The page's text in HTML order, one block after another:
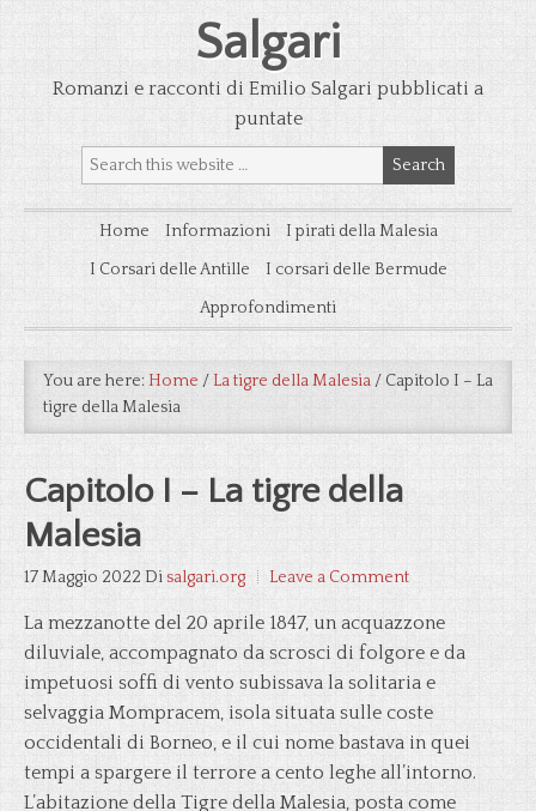
Salgari
Romanzi e racconti di Emilio Salgari pubblicati a
puntate
Home Informazioni
I pirati della Malesia
I Corsari delle Antille
I corsari delle Bermude
Approfondimenti
You are here: Home /La tigre della Malesia / Capitolo I – La
tigre della Malesia
Capitolo I – La tigre della
Malesia
17 Maggio 2022 Di salgari.org Leave a Comment
La mezzanotte del 20 aprile 1847, un acquazzone
diluviale, accompagnato da scrosci di folgore e da
impetuosi soffi di vento subissava la solitaria e
selvaggia Mompracem, isola situata sulle coste
occidentali di Borneo, e il cui nome bastava in quei
tempi a spargere il terrore a cento leghe all’intorno.
L’abitazione della Tigre della Malesia, posta come